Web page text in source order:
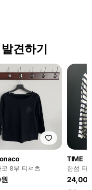
견하기
코 8부 티셔츠
TIME
한섬 타